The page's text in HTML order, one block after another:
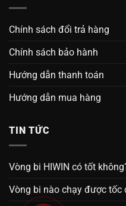
Chính sách đổi trả hàng
Chính sách bảo hành
Hướng dẫn thanh toán
Hướng dẫn mua hàng
TIN TỨC
Vòng bi HIWIN có tốt
Vòng bi nào chạy được tốc